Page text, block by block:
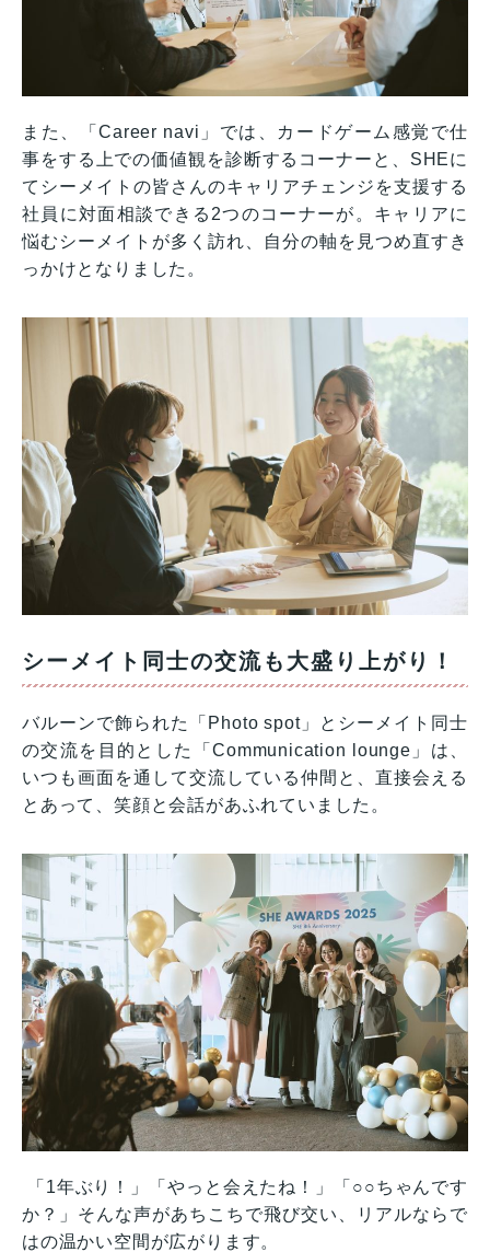
また、「Career navi」では、カードゲーム感覚で仕
事をする上での価値観を診断するコーナーと、SHEに
てシーメイトの皆さんのキャリアチェンジを支援する
社員に対面相談できる2つのコーナーが。キャリアに
悩むシーメイトが多く訪れ、自分の軸を見つめ直すき
っかけとなりました。
シーメイト同士の交流も大盛り上がり！
バルーンで飾られた「Photo spot」とシーメイト同士
の交流を目的とした「Communication lounge」は、
いつも画面を通して交流している仲間と、直接会える
とあって、笑顔と会話があふれていました。
「1年ぶり！」「やっと会えたね！」「○○ちゃんです
か？」そんな声があちこちで飛び交い、リアルならで
はの温かい空間が広がります。